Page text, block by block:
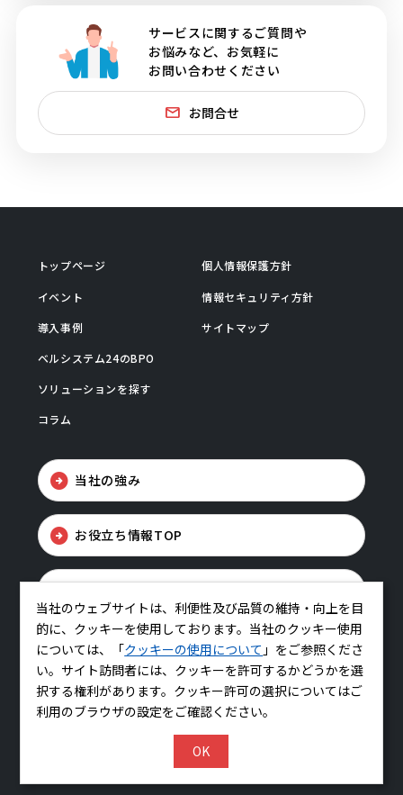
サービスに関するご質問や
お悩みなど、お気軽に
お問い合わせください
お問合せ
トップページ
イベント
導入事例
ベルシステム24のBPO
ソリューションを探す
コラム
個人情報保護方針
情報セキュリティ方針
サイトマップ
当社の強み
お役立ち情報TOP
コーポレートサイトはこちら
© BELLSYSTEM24, Inc.
当社のウェブサイトは、利便性及び品質の維持・向上を目
的に、クッキーを使用しております。当社のクッキー使用
については、「クッキーの使用について 」をご参照くださ
い。サイト訪問者には、クッキーを許可するかどうかを選
択する権利があります。クッキー許可の選択についてはご
利用のブラウザの設定をご確認ください。
OK